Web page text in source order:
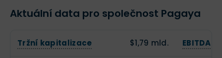
Aktuální data pro společnost Pagaya
Tržní kapitalizace $1,79 mld. EBITDA